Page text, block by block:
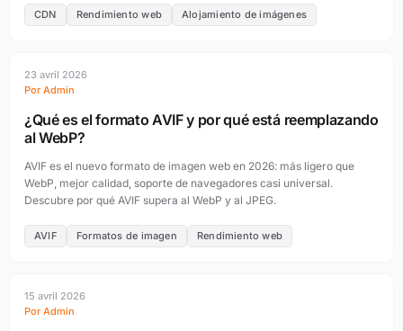
CDN Rendimiento web Alojamiento de imágenes
23 avril 2026
Por Admin
¿Qué es el formato AVIF y por qué está reemplazando
al WebP?
AVIF es el nuevo formato de imagen web en 2026: más ligero que
WebP, mejor calidad, soporte de navegadores casi universal.
Descubre por qué AVIF supera al WebP y al JPEG.
AVIF Formatos de imagen Rendimiento web
15 avril 2026
Por Admin